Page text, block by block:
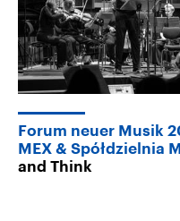
Forum neuer Musik
MEX & Spółdzielnia
and Think